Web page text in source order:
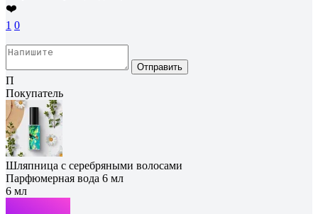
❤️
1 0
Отправить
П
Покупатель
Шляпница с серебряными волосами
Парфюмерная вода 6 мл
6 мл